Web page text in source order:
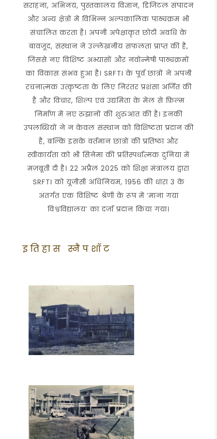
सराहना, अभिनय, पुस्तकालय विज्ञान, डिजिटल संपादन
और अन्य क्षेत्रों में विभिन्न अल्पकालिक पाठ्यक्रम भी
संचालित करता है। अपनी अपेक्षाकृत छोटी अवधि के
बावजूद, संस्थान ने उल्लेखनीय सफलता प्राप्त की है,
जिससे नए विशिष्ट अभ्यासों और नवोन्मेषी पाठ्यक्रमों
का विकास संभव हुआ है। SRFTI के पूर्व छात्रों ने अपनी
रचनात्मक उत्कृष्टता के लिए निरंतर प्रशंसा अर्जित की
है और विचार, शिल्प एवं उद्यमिता के मेल से फ़िल्म
निर्माण में नए रुझानों की शुरुआत की है। इनकी
उपलब्धियों ने न केवल संस्थान को विशिष्टता प्रदान की
है, बल्कि इसके वर्तमान छात्रों की प्रतिष्ठा और
स्वीकार्यता को भी सिनेमा की प्रतिस्पर्धात्मक दुनिया में
मज़बूती दी है। 22 अप्रैल 2025 को शिक्षा मंत्रालय द्वारा
SRFTI को यूजीसी अधिनियम, 1956 की धारा 3 के
अंतर्गत एक विशिष्ट श्रेणी के रूप में ‘माना गया
विश्वविद्यालय’ का दर्जा प्रदान किया गया।
इतिहास स्नैपशॉट